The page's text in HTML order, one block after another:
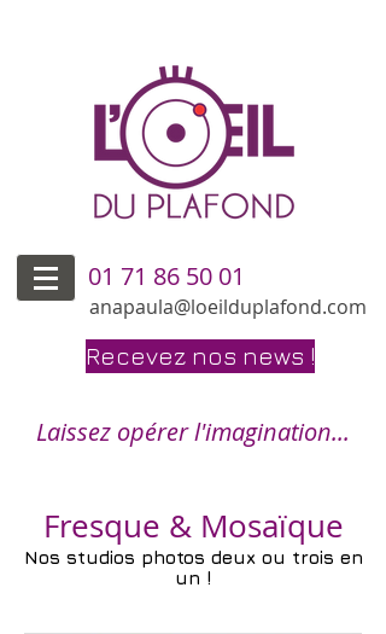
01 71 86 50 01
anapaula@loeilduplafond.com
Recevez nos news !
Laissez opérer l'imagination...
Fresque & Mosaïque
Nos studios photos deux ou trois en
un !